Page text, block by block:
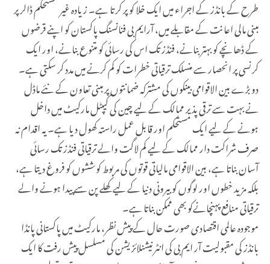
طرح کے بانڈز کے اجراء میں ایک خلا کو پر کرتا ہے۔ زیادہ غیر مستحکم ڈالر پر
مبنی مالی اعانت کے مقابلے میں، آرایم بی فنانسنگ پاکستان کو اپنے قرضوں
کے ڈھانچے کو بہتر بنانے، فنڈز تک اس کی رسائی کو متنوع بنانے، اور ایک
کرنسی پر انحصار سے منسلک ترقیاتی خطرات کو کم کرنے میں مدد کر سکتی ہے۔
دو بڑے بین الاقوامی بینکوں کی مشترکہ ضمانتوں پر مبنی تعاون کے نئے ماڈل
نے بہت سے ترقی پذیر ممالک کے لیے چین کی کیپٹل مارکیٹ میں داخل
ہونے کے لیے ایک مستحکم اور قابل عمل راستہ کھول دیا ہے۔ یہ اقدام نہ
صرف شراکت دار ممالک کے لیے کم لاگت والے ترقیاتی فنڈز تک رسائی
آسان بناتا ہے، بین الاقوامی مالیاتی قوتوں کی مربوط کوششوں کو فروغ دیتا ہے،
بلکہ مزید خطوں اور لوگوں کو بیرونی دنیا کے لیے کھلے پن سے پیدا ہونے والے
ترقیاتی منافع پہنچانےکو بھی ممکن بناتا ہے۔
موجودہ عالمی اقتصادی صورت حال کے پیش نظر، مارکیٹ میں پاکستانی پانڈا
بانڈز کی مقبولیت آر ایم بی کی انٹرنیشنلائزیشن کی مسلسل پیش رفت کا ایک